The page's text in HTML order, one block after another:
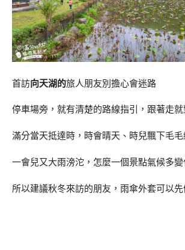
首訪向天湖的旅人朋友別擔心會迷路
停車場旁，就有清楚的路線指引，跟著走就
滿分當天抵達時，時會晴天、時兒飄下毛毛
一會兒又大雨滂沱，怎麼一個景點氣候多變
所以建議秋冬來訪的朋友，雨傘外套可以